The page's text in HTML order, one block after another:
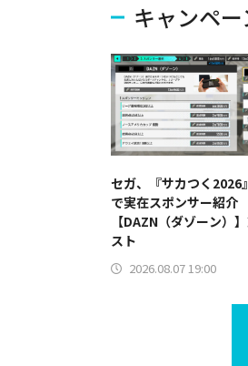
キャンペー
セガ、『サカつく2026
で実在スポンサー紹介
【DAZN（ダゾーン）
スト
2026.08.07 19:00